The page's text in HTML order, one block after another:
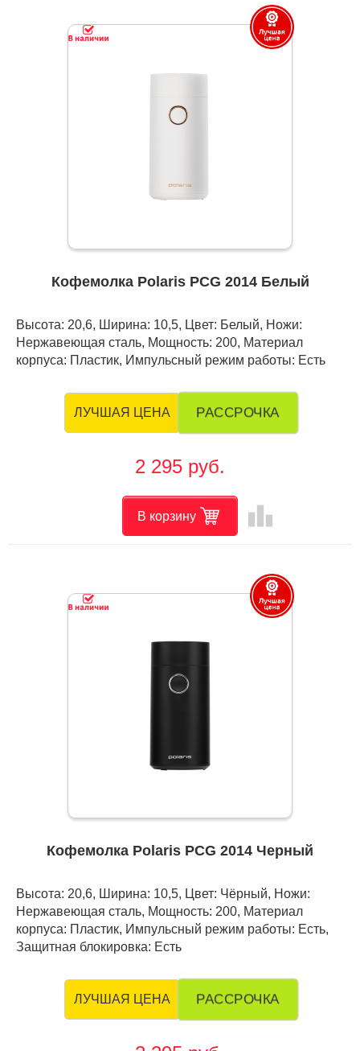
Кофемолка Polaris PCG 2014 Белый
Высота: 20,6, Ширина: 10,5, Цвет: Белый, Ножи:
Нержавеющая сталь, Мощность: 200, Материал
корпуса: Пластик, Импульсный режим работы: Есть
ЛУЧШАЯ ЦЕНА РАССРОЧКА
2 295 руб.
В корзину leaderboard
Кофемолка Polaris PCG 2014 Черный
Высота: 20,6, Ширина: 10,5, Цвет: Чёрный, Ножи:
Нержавеющая сталь, Мощность: 200, Материал
корпуса: Пластик, Импульсный режим работы: Есть,
Защитная блокировка: Есть
ЛУЧШАЯ ЦЕНА РАССРОЧКА